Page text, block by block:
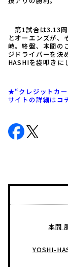
第1試合は3.13
とオーエンズが、
峙。終盤、本間の
ジドライバーを決
HASHIを袋叩きに
★“クレジットカ
サイトの詳細はコ
本間
YOSHI-